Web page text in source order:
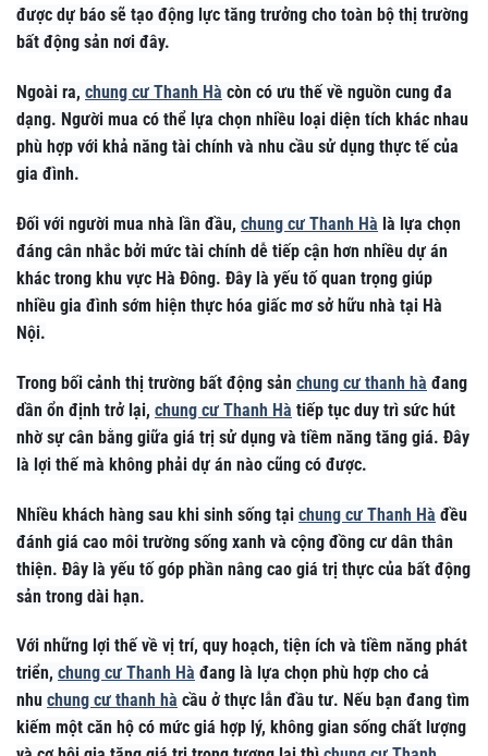
được dự báo sẽ tạo động lực tăng trưởng cho toàn bộ thị trường
bất động sản nơi đây.
Ngoài ra, chung cư Thanh Hà còn có ưu thế về nguồn cung đa
dạng. Người mua có thể lựa chọn nhiều loại diện tích khác nhau
phù hợp với khả năng tài chính và nhu cầu sử dụng thực tế của
gia đình.
Đối với người mua nhà lần đầu, chung cư Thanh Hà là lựa chọn
đáng cân nhắc bởi mức tài chính dễ tiếp cận hơn nhiều dự án
khác trong khu vực Hà Đông. Đây là yếu tố quan trọng giúp
nhiều gia đình sớm hiện thực hóa giấc mơ sở hữu nhà tại Hà
Nội.
Trong bối cảnh thị trường bất động sản chung cư thanh hà đang
dần ổn định trở lại, chung cư Thanh Hà tiếp tục duy trì sức hút
nhờ sự cân bằng giữa giá trị sử dụng và tiềm năng tăng giá. Đây
là lợi thế mà không phải dự án nào cũng có được.
Nhiều khách hàng sau khi sinh sống tại chung cư Thanh Hà đều
đánh giá cao môi trường sống xanh và cộng đồng cư dân thân
thiện. Đây là yếu tố góp phần nâng cao giá trị thực của bất động
sản trong dài hạn.
Với những lợi thế về vị trí, quy hoạch, tiện ích và tiềm năng phát
triển, chung cư Thanh Hà đang là lựa chọn phù hợp cho cả
nhu chung cư thanh hà cầu ở thực lẫn đầu tư. Nếu bạn đang tìm
kiếm một căn hộ có mức giá hợp lý, không gian sống chất lượng